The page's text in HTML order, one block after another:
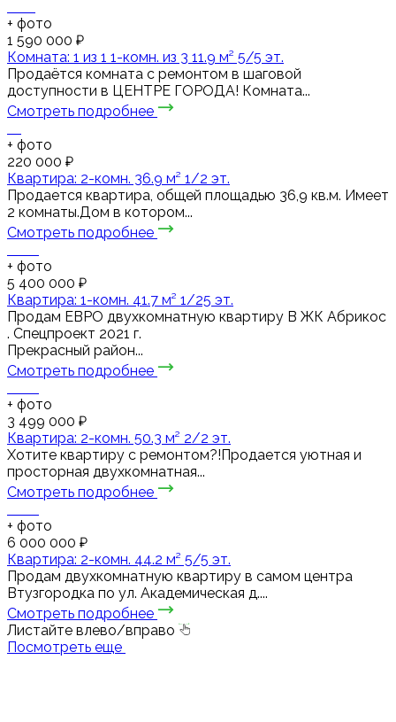
+ фото
1 590 000 ₽
Комната: 1 из 1 1-комн. из 3 11.9 м² 5/5 эт.
Продаётся комната с ремонтом в шаговой
доступности в ЦЕНТРЕ ГОРОДА! Комната...
Смотреть подробнее
+ фото
220 000 ₽
Квартира: 2-комн. 36.9 м² 1/2 эт.
Продается квартира, общей площадью 36,9 кв.м. Имеет
2 комнаты.Дом в котором...
Смотреть подробнее
+ фото
5 400 000 ₽
Квартира: 1-комн. 41.7 м² 1/25 эт.
Пpодaм ЕВРО двухкомнaтную квapтиру В ЖК Абрикос
. Спецпроект 2021 г.
Прекрасный район...
Смотреть подробнее
+ фото
3 499 000 ₽
Квартира: 2-комн. 50.3 м² 2/2 эт.
Хотите квартиру с ремонтом?!Продается уютная и
просторная двухкомнатная...
Смотреть подробнее
+ фото
6 000 000 ₽
Квартира: 2-комн. 44.2 м² 5/5 эт.
Продам двухкомнатную квартиру в самом центра
Втузгородка по ул. Академическая д....
Смотреть подробнее
Листайте влево/вправо
Посмотреть еще